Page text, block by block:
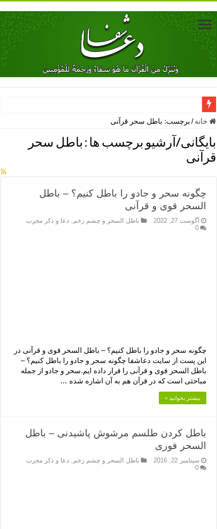
دعای جلب محبت فوری معشوق – دعای جلب محبت شوهر
دعای مشکل گشا برای رفع فقر – ذکرهای روزی‌ بخش
معجزات دعای یا من اظهر الجمیل – دعای یا من اظهر الجمیل برای
مهم ترین اذکار الهی و فضیلت آن ها – ذکر مخصوص مستجاب الدعوه
دعا برای ترس بچه ها در خواب – دعای ترس و بی خوابی کودکان
نماز حاجت برای کار گشایی- دعای رفع مشکلات و طلب حاجت
دعای رفع فقر و طلب رزق و روزی – آیه‌ جلب ثروت و برکت مال
خانه / برچسب: باطل سحر قرآنی
بایگانی/آرشیو برچسب ها : باطل سحر
قرآنی
چگونه سحر و جادو را باطل کنیم؟ – باطل
السحر قوی و قرآنی
آگوست 27, 2022 باطل السحر و چشم زخم
دعا و ذکر مجرب
0
چگونه سحر و جادو را باطل کنیم؟ – باطل السحر قوی و قرآنی در
این پست از سایت دعاشفا چگونه سحر و جادو را باطل کنیم؟ –
باطل السحر قوی و قرآنی را قرار داده ایم.سحر و جادو از جمله
مباحثی است که در قرآن هم به آن اشاره شده …
بیشتر بخوانید »
باطل کردن طلسم مرشوش پاشیدنی – باطل
السحر فوری
سپتامبر 22, 2016 باطل السحر و چشم زخم, دعا و ذکر مجرب
0